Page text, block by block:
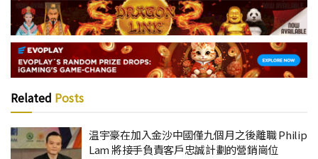
Related Posts
温宇豪在加入金沙中國僅九個月之後離職 Philip
Lam 將接手負責客戶忠誠計劃的營銷崗位